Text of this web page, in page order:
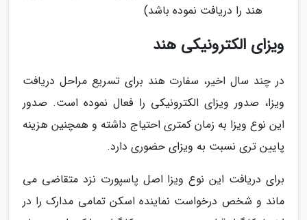
هند را دریافت نموده باشد)
ویزای الکترونیکی هند
در چند سال اخیر، سفارت هند برای تسریع مراحل دریافت
ویزا، صدور ویزای الکترونیکی را فعال نموده است. صدور
این نوع ویزا به زمان کمتری احتیاج داشته و همچنین هزینه
پایین تری نسبت به ویزای حضوری دارد.
برای دریافت این نوع ویزا اصل پاسپورت نزد متقاضی می
ماند و شخص درخواست نماینده اسکن تمامی مدارک را در